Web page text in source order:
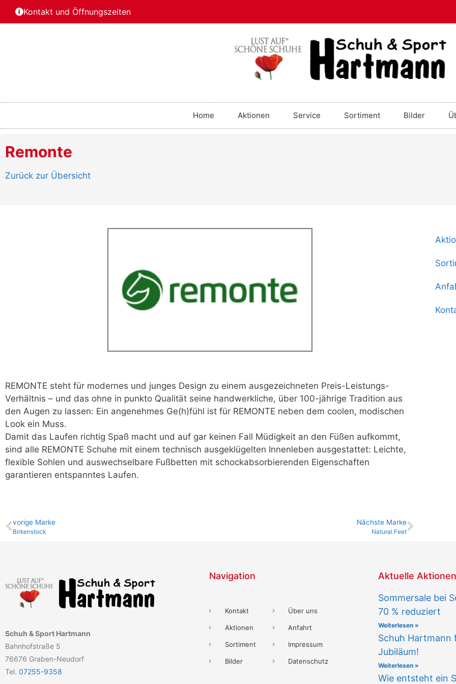
Kontakt und Öffnungszeiten
Home Aktionen Service Sortiment Bilder
Remonte
Zurück zur Übersicht
REMONTE steht für modernes und junges Design zu einem ausgezeichneten Preis-Leistungs-
Verhältnis – und das ohne in punkto Qualität seine handwerkliche, über 100-jährige Tradition aus
den Augen zu lassen: Ein angenehmes Ge(h)fühl ist für REMONTE neben dem coolen, modischen
Look ein Muss.
Damit das Laufen richtig Spaß macht und auf gar keinen Fall Müdigkeit an den Füßen aufkommt,
sind alle REMONTE Schuhe mit einem technisch ausgeklügelten Innenleben ausgestattet: Leichte,
flexible Sohlen und auswechselbare Fußbetten mit schockabsorbierenden Eigenschaften
garantieren entspanntes Laufen.
vo­ri­ge Marke
Birkenstock
Nächste Marke
Natural Feet
Schuh & Sport Hartmann
Bahnhofstraße 5
76676 Graben-Neudorf
Tel. 07255-9358
Navigation
Kontakt
Aktionen
Sortiment
Bilder
Über uns
Anfahrt
Impressum
Datenschutz
Aktuelle Aktionen
Sommersale bei
70 % reduziert
Weiterlesen »
Schuh Hartmann
Jubiläum!
Weiterlesen »
Wie entsteht ein